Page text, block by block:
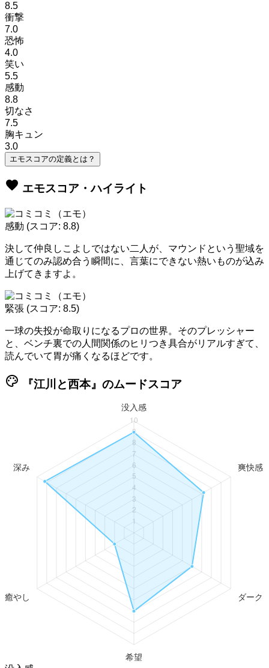
8.5
衝撃
7.0
恐怖
4.0
笑い
5.5
感動
8.8
切なさ
7.5
胸キュン
3.0
エモスコアの定義とは？
favorite エモスコア・ハイライト
感動 (スコア: 8.8)
決して仲良しこよしではない二人が、マウンドという聖域を
通じてのみ認め合う瞬間に、言葉にできない熱いものが込み
上げてきますよ。
緊張 (スコア: 8.5)
一球の失投が命取りになるプロの世界。そのプレッシャー
と、ベンチ裏での人間関係のヒリつき具合がリアルすぎて、
読んでいて胃が痛くなるほどです。
palette 『江川と西本』のムードスコア